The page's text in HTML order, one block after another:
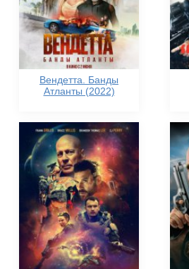
Вендетта. Банды
Атланты (2022)